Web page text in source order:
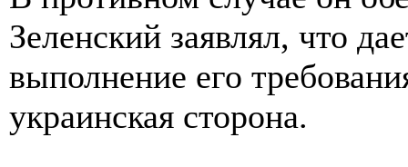
Зеленский заявлял, что
выполнение его
украинская сторона.